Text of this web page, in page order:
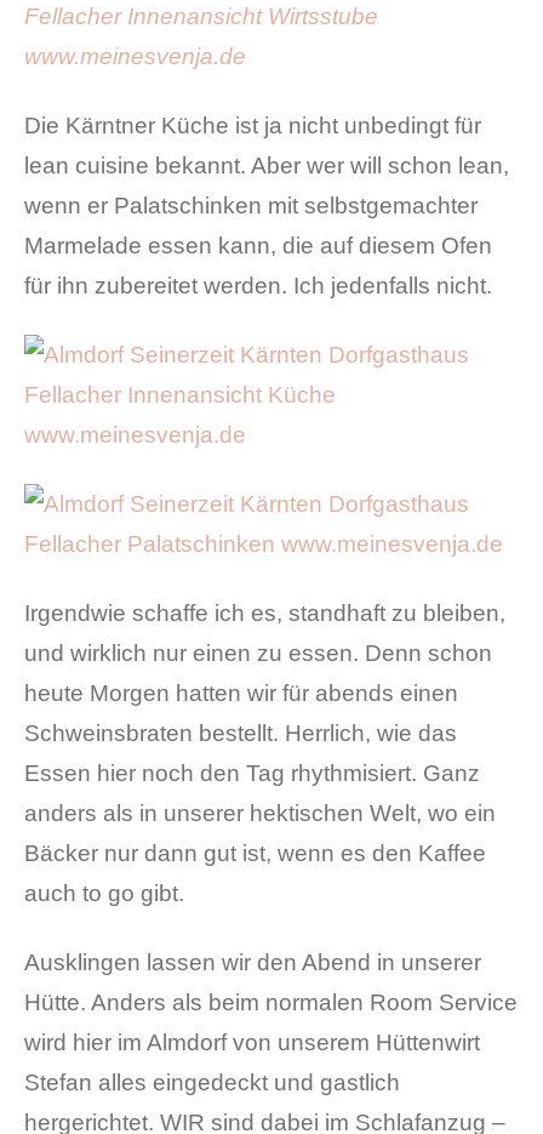
Die Kärntner Küche ist ja nicht unbedingt für
lean cuisine bekannt. Aber wer will schon lean,
wenn er Palatschinken mit selbstgemachter
Marmelade essen kann, die auf diesem Ofen
für ihn zubereitet werden. Ich jedenfalls nicht.
Irgendwie schaffe ich es, standhaft zu bleiben,
und wirklich nur einen zu essen. Denn schon
heute Morgen hatten wir für abends einen
Schweinsbraten bestellt. Herrlich, wie das
Essen hier noch den Tag rhythmisiert. Ganz
anders als in unserer hektischen Welt, wo ein
Bäcker nur dann gut ist, wenn es den Kaffee
auch to go gibt.
Ausklingen lassen wir den Abend in unserer
Hütte. Anders als beim normalen Room Service
wird hier im Almdorf von unserem Hüttenwirt
Stefan alles eingedeckt und gastlich
hergerichtet. WIR sind dabei im Schlafanzug –